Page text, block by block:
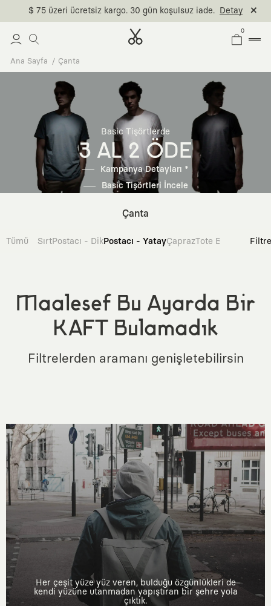
$ 75 üzeri ücretsiz kargo. 30 gün koşulsuz iade. Detay
0
Ana Sayfa Çanta
Basic Tişörtlerde
3 AL 2 ÖDE
Kampanya Detayları *
Basic Tişörtleri İncele
Çanta
Tümü SırtPostacı - DikPostacı - YatayÇaprazTote Bag Filtre
Maalesef Bu Ayarda Bir
KAFT Bulamadık
Filtrelerden aramanı genişletebilirsin
Her çeşit yüze yüz veren, bulduğu özgünlükleri de
kendi yüzüne utanmadan yapıştıran bir şehre yola
çıktık.